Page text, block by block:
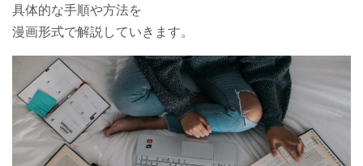
具体的な手順や方法を
漫画形式で解説していきます。